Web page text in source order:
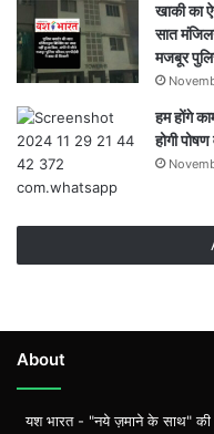
खाकी का
सात
मजबूर
हम होंगे
होगी
About
यश भारत - "नये ज़माने के साथ" की